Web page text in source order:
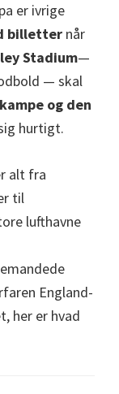
er ivrige
billetter når
Stadium—
— skal
og den
hurtigt.
alt fra
til
lufthavne
England-
her er hvad